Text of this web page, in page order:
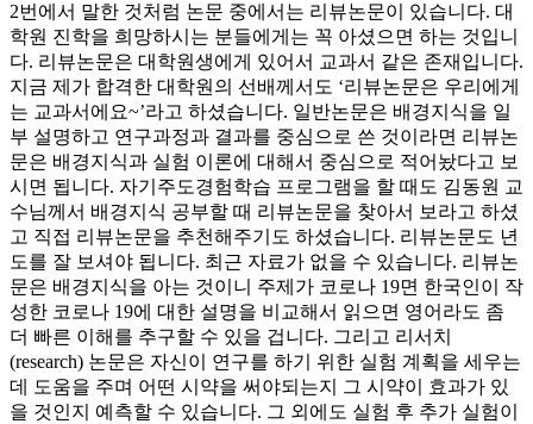
2번에서 말한 것처럼 논문 중에서는 리뷰논문이 있습니다. 대
학원 진학을 희망하시는 분들에게는 꼭 아셨으면 하는 것입니
다. 리뷰논문은 대학원생에게 있어서 교과서 같은 존재입니다.
지금 제가 합격한 대학원의 선배께서도 ‘리뷰논문은 우리에게
는 교과서에요~’라고 하셨습니다. 일반논문은 배경지식을 일
부 설명하고 연구과정과 결과를 중심으로 쓴 것이라면 리뷰논
문은 배경지식과 실험 이론에 대해서 중심으로 적어놨다고 보
시면 됩니다. 자기주도경험학습 프로그램을 할 때도 김동원 교
수님께서 배경지식 공부할 때 리뷰논문을 찾아서 보라고 하셨
고 직접 리뷰논문을 추천해주기도 하셨습니다. 리뷰논문도 년
도를 잘 보셔야 됩니다. 최근 자료가 없을 수 있습니다. 리뷰논
문은 배경지식을 아는 것이니 주제가 코로나 19면 한국인이 작
성한 코로나 19에 대한 설명을 비교해서 읽으면 영어라도 좀
더 빠른 이해를 추구할 수 있을 겁니다. 그리고 리서치
(research) 논문은 자신이 연구를 하기 위한 실험 계획을 세우는
데 도움을 주며 어떤 시약을 써야되는지 그 시약이 효과가 있
을 것인지 예측할 수 있습니다. 그 외에도 실험 후 추가 실험이